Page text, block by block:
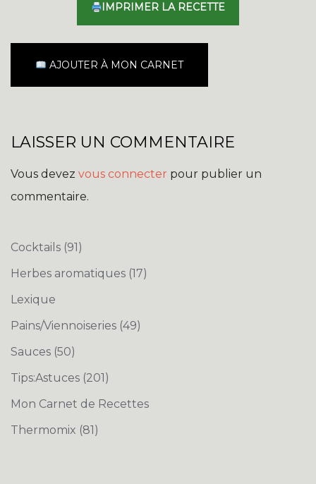
IMPRIMER LA RECETTE
AJOUTER À MON CARNET
LAISSER UN COMMENTAIRE
Vous devez vous connecter pour publier un
commentaire.
Cocktails (91)
Herbes aromatiques (17)
Lexique
Pains/Viennoiseries (49)
Sauces (50)
Tips:Astuces (201)
Mon Carnet de Recettes
Thermomix (81)